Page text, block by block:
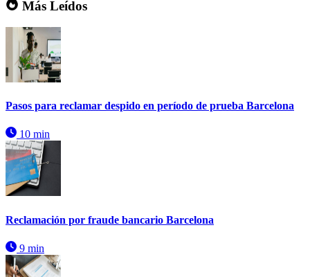
Más Leídos
Pasos para reclamar despido en período de prueba Barcelona
10 min
Reclamación por fraude bancario Barcelona
9 min